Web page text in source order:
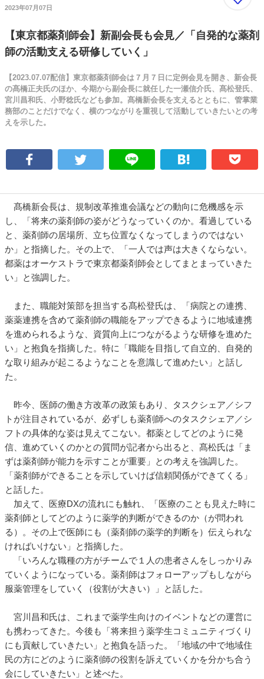
2023年07月07日
【東京都薬剤師会】新副会長も会見／「自発的な薬剤
師の活動支える研修していく」
【2023.07.07配信】東京都薬剤師会は７月７日に定例会見を開き、新会長
の髙橋正夫氏のほか、今期から副会長に就任した一瀬信介氏、髙松登氏、
宮川昌和氏、小野稔氏なども参加。髙橋新会長を支えるとともに、管掌業
務部のことだけでなく、横のつながりを重視して活動していきたいとの考
えを示した。
髙橋新会長は、規制改革推進会議などの動向に危機感を示
し、「将来の薬剤師の姿がどうなっていくのか。看過している
と、薬剤師の居場所、立ち位置なくなってしまうのではない
か」と指摘した。その上で、「一人では声は大きくならない。
都薬はオーケストラで東京都薬剤師会としてまとまっていきた
い」と強調した。
また、職能対策部を担当する髙松登氏は、「病院との連携、
薬薬連携を含めて薬剤師の職能をアップできるように地域連携
を進められるような、資質向上につながるような研修を進めた
い」と抱負を指摘した。特に「職能を目指して自立的、自発的
な取り組みが起こるようなことを意識して進めたい」と話し
た。
昨今、医師の働き方改革の政策もあり、タスクシェア／シフ
トが注目されているが、必ずしも薬剤師へのタスクシェア／シ
フトの具体的な姿は見えてこない。都薬としてどのように発
信、進めていくのかとの質問が記者から出ると、髙松氏は「ま
ずは薬剤師が能力を示すことが重要」との考えを強調した。
「薬剤師ができることを示していけば信頼関係ができてくる」
と話した。
加えて、医療DXの流れにも触れ、「医療のことも見えた時に
薬剤師としてどのように薬学的判断ができるのか（が問われ
る）。その上で医師にも（薬剤師の薬学的判断を）伝えられな
ければいけない」と指摘した。
「いろんな職種の方がチームで１人の患者さんをしっかりみ
ていくようになっている。薬剤師はフォローアップもしながら
服薬管理をしていく（役割が大きい）」と話した。
宮川昌和氏は、これまで薬学生向けのイベントなどの運営に
も携わってきた。今後も「将来担う薬学生コミュニティづくり
にも貢献していきたい」と抱負を語った。「地域の中で地域住
民の方にどのように薬剤師の役割を訴えていくかを分かち合う
会にしていきたい」と述べた。